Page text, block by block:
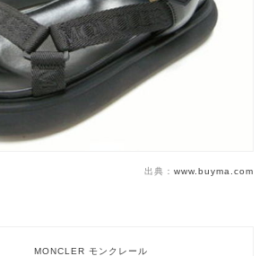
出典： www.buyma.com
MONCLER モンクレール